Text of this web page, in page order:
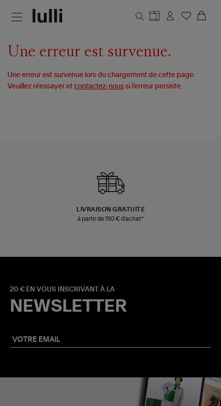
Une erreur est survenue.
Une erreur est survenue lors du chargement de cette page.
Veuillez réessayer etcontactez-nous si l’erreur persiste.
LIVRAISON GRATUITE
à partir de 150 € d'achat*
20 € EN VOUS INSCRIVANT À LA
NEWSLETTER